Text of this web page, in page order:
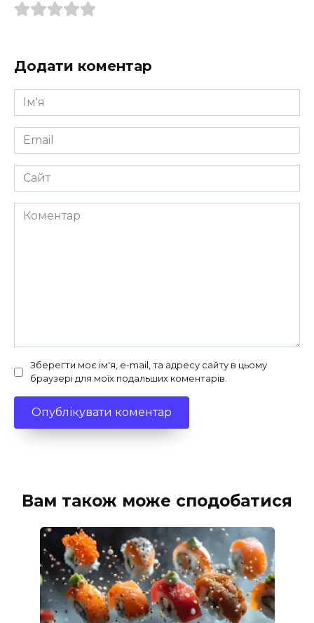
Додати коментар
Ім'я
*
Email
*
Сайт
Коментар
Зберегти моє ім'я, e-mail, та адресу сайту в цьому
браузері для моїх подальших коментарів.
Вам також може сподобатися